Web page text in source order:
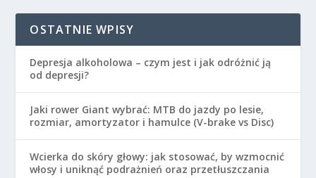
OSTATNIE WPISY
Depresja alkoholowa – czym jest i jak odróżnić ją
od depresji?
Jaki rower Giant wybrać: MTB do jazdy po lesie,
rozmiar, amortyzator i hamulce (V-brake vs Disc)
Wcierka do skóry głowy: jak stosować, by wzmocnić
włosy i uniknąć podrażnień oraz przetłuszczania